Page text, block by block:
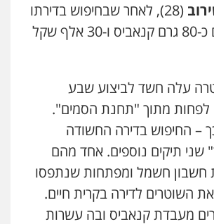
שלי גורביץ – לוי
פלילי פשיעה חמורה מעצרים
צבאי תעבורה
שאדי כבהא
עורכי דין לענייני אסירים
משרד עורכי דין חן ברוך
פלילי דיני תעבורה מעצרים וחקירות
0505078733
(28), לאחר שבחיפוש בדירתו
מצאו השוטרים כ-80 גרם קנאביס ו-30 אלף שקל
עלה חשד לביצוע שבע
מתוך "תחנת הסמים".
– החיפוש בדירה החשודה
שני תיקים נוספים. אחד מהם
חשבון חשמל ומפתחות שנתפסו
את השוטרים לדירה בקרית חיים.
מעבדת קנאביס ובה עשרות